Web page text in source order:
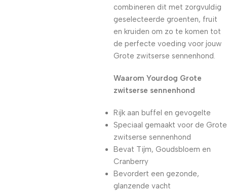
combineren dit met zorgvuldig
geselecteerde groenten, fruit
en kruiden om zo te komen tot
de perfecte voeding voor jouw
Grote zwitserse sennenhond.
Waarom Yourdog Grote
zwitserse sennenhond
Rijk aan buffel en gevogelte
Speciaal gemaakt voor de Grote
zwitserse sennenhond
Bevat Tijm, Goudsbloem en
Cranberry
Bevordert een gezonde,
glanzende vacht